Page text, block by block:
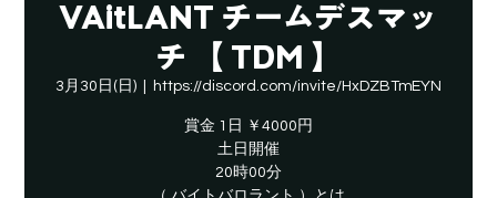
VAitLANT チームデスマッ
チ 【 TDM 】
3月30日(日) https://discord.com/invite/HxDZBTmEYN
賞金 1日 ￥4000円
土日開催
20時00分